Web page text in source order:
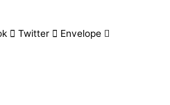
Twitter
Envelope